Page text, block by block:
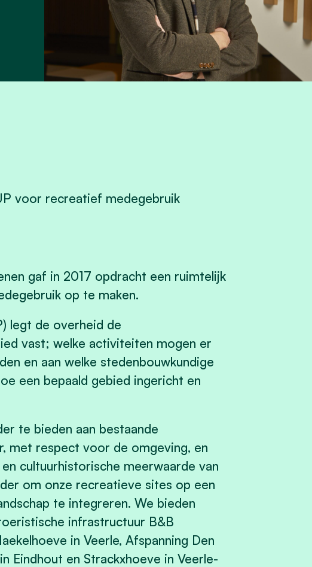
voor recreatief medegebruik
gaf in 2017 opdracht een ruimtelijk
op te maken.
legt de overheid de
vast; welke activiteiten mogen er
en aan welke stedenbouwkundige
een bepaald gebied ingericht en
te bieden aan bestaande
met respect voor de omgeving, en
cultuurhistorische meerwaarde van
om onze recreatieve sites op een
te integreren. We bieden
infrastructuur B&B
in Veerle, Afspanning Den
Eindhout en Strackxhoeve in Veerle-